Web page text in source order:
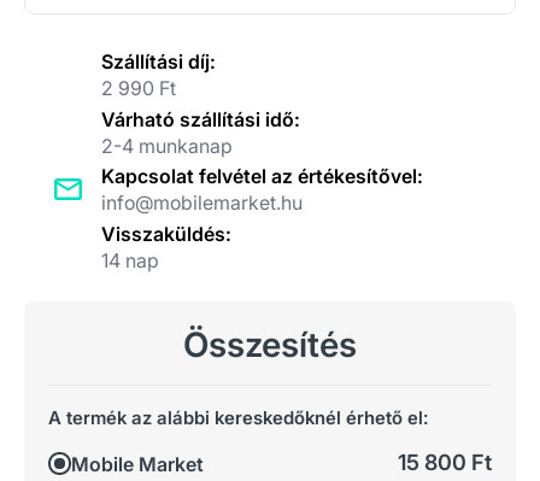
Szállítási díj:
2 990 Ft
Várható szállítási idő:
2-4 munkanap
Kapcsolat felvétel az értékesítővel:
info@mobilemarket.hu
Visszaküldés:
14 nap
Összesítés
A termék az alábbi kereskedőknél érhető el:
Mobile Market 15 800 Ft